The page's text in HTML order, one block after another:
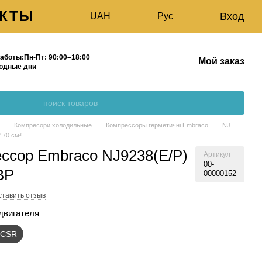
UAH Рус Вход
Пн-Пт: 90:00–18:00
дни
Мой заказ
Компресори холодильные Компрессоры герметичні Embraco
NJ
см³
Embraco NJ9238(E/P)
Артикул
00-
00000152
отзыв
CSR